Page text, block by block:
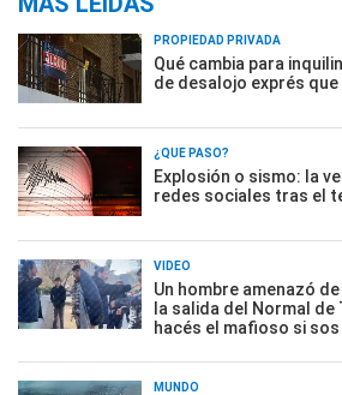
PROPIEDAD PRIVADA
Qué cambia para
de desalojo exprés
¿QUÉ PASÓ?
Explosión o sismo: la
redes sociales tras el
VIDEO
Un hombre amenazó
la salida del Normal de
hacés el mafioso si
MUNDO